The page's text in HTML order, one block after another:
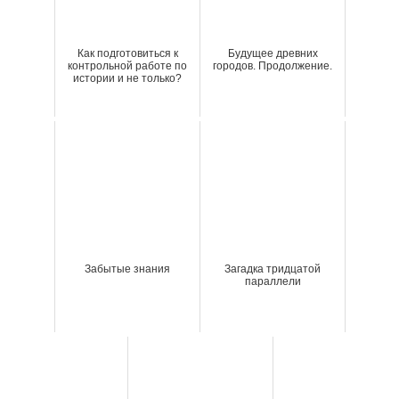
Как подготовиться к
контрольной работе по
истории и не только?
Будущее древних
городов. Продолжение.
Забытые знания
Загадка тридцатой
параллели